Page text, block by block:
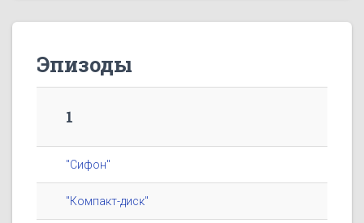
Эпизоды
1
"Сифон"
"Компакт-диск"